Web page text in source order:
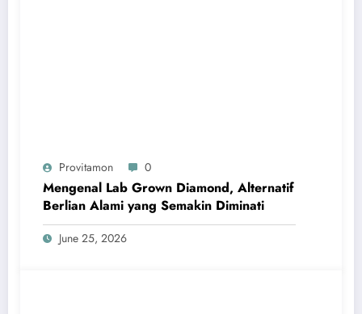
Provitamon 0
Mengenal Lab Grown Diamond, Alternatif
Berlian Alami yang Semakin Diminati
June 25, 2026